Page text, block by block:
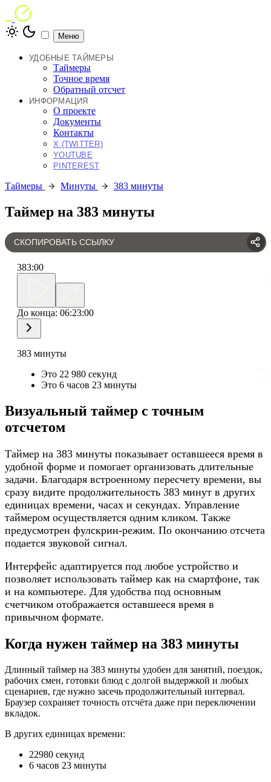
Меню
УДОБНЫЕ ТАЙМЕРЫ
Таймеры
Точное время
Обратный отсчет
ИНФОРМАЦИЯ
О проекте
Документы
Контакты
X (TWITTER)
YOUTUBE
PINTEREST
Таймеры Минуты 383 минуты
Таймер на 383 минуты
СКОПИРОВАТЬ ССЫЛКУ
383:00
До конца: 06:23:00
383 минуты
Это 22 980 секунд
Это 6 часов 23 минуты
Визуальный таймер с точным
отсчетом
Таймер на 383 минуты показывает оставшееся время в
удобной форме и помогает организовать длительные
задачи. Благодаря встроенному пересчету времени, вы
сразу видите продолжительность 383 минут в других
единицах времени, часах и секундах. Управление
таймером осуществляется одним кликом. Также
предусмотрен фулскрин-режим. По окончанию отсчета
подается звуковой сигнал.
Интерфейс адаптируется под любое устройство и
позволяет использовать таймер как на смартфоне, так
и на компьютере. Для удобства под основным
счетчиком отображается оставшееся время в
привычном формате.
Когда нужен таймер на 383 минуты
Длинный таймер на 383 минуты удобен для занятий, поездок,
рабочих смен, готовки блюд с долгой выдержкой и любых
сценариев, где нужно засечь продолжительный интервал.
Браузер сохраняет точность отсчёта даже при переключении
вкладок.
В других единицах времени:
22980 секунд
6 часов 23 минуты